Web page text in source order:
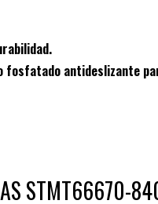
fosfatado antideslizante
STMT66670-